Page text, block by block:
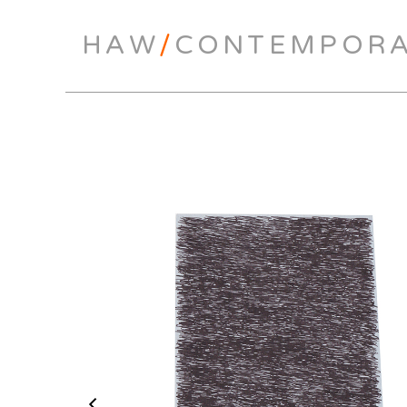
HAW/